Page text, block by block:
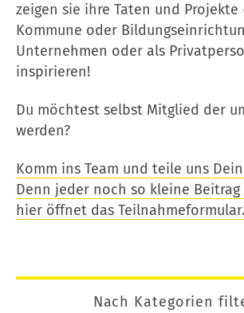
zeigen sie ihre Taten und Projekte
Kommune oder
Unternehmen oder als
inspirieren!
Du möchtest selbst Mitglied der
werden?
Komm ins Team und teile uns
Denn jeder noch so kleine
hier öffnet das Teilnahmeformular.
Nach Kategorien